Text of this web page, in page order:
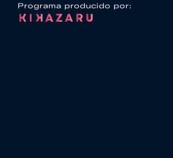
Programa producido por: